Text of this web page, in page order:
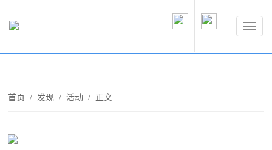
首页 /发现 /活动 / 正文